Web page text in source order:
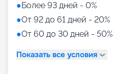
●Более 93 дней - 0%
●От 92 до 61 дней - 20%
●От 60 до 30 дней - 50%
Показать все условия